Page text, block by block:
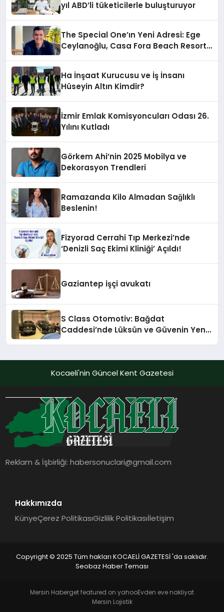
yıl ABD’li tüketicilerle buluşturuyor
The Special One’ın Yeni Adresi: Ege
Ceylanoğlu, Casa Fora Beach Resort
Ha İnşaat Kurucusu ve İş İnsanı
Hüseyin Altın Kimdir?
İzmir Emlak Komisyoncuları Odası 26.
Yılını Kutladı
Görkem Ahi’nin 2025 Mobilya ve
Dekorasyon Trendleri
Ramazanda Kilo Almadan Sağlıklı
Beslenin!
Fizyorad Cerrahi Tıp Merkezi’nde
‘Denizli Saç Ekimi Kliniği’ Açıldı!
Gaziantep işçi avukatı
S Class Otomotiv: Bağdat
Caddesi’nde Lüksün ve Güvenin Yeni
Kocaeli'nin Güncel Kent Gazetesi
Reklam & İşbirliği:habersonuclari@gmail.com
Hakkımızda
KünyeÇerez PolitikasıGizlilik Politikasıİletişim
Copyright © 2025 Tüm hakları KOCAELİ GAZETESİ 'da saklıdır.
Seobaz Haber Teması
Mersin Haberget featured on yahooEvden eve nakliyat
Mersin Lojistik